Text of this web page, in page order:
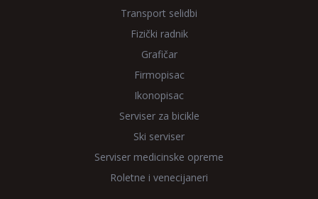
Transport selidbi
Fizički radnik
Grafičar
Firmopisac
Ikonopisac
Serviser za bicikle
Ski serviser
Serviser medicinske opreme
Roletne i venecijaneri